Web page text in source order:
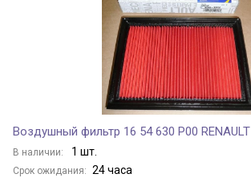
Воздушный фильтр 16 54 630 P00 RENAULT
В наличии: 1 шт.
Срок ожидания: 24 часа